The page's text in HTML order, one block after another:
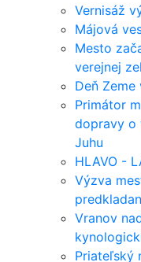
Vernisáž
Májová
Mesto
verejnej
Deň
Primátor
dopravy o
Juhu
HLAVO -
Výzva
Vranov
Priateľský